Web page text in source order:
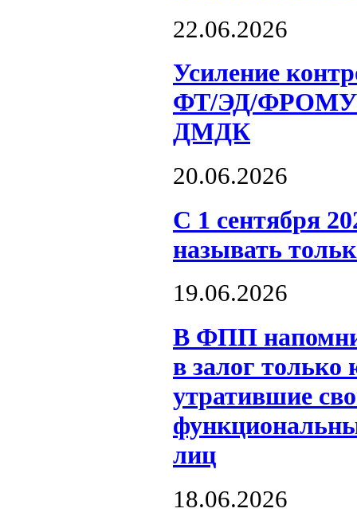
22.06.2026
Усиление
ФТ/ЭД/ФРОМУ
ДМДК
20.06.2026
С 1 сентября
называть
19.06.2026
В ФПП
в залог только
утратившие
лиц
18.06.2026